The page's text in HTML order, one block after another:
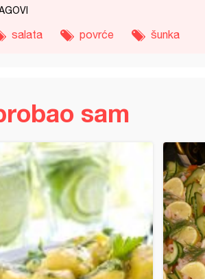
salata povrće šunka
sam